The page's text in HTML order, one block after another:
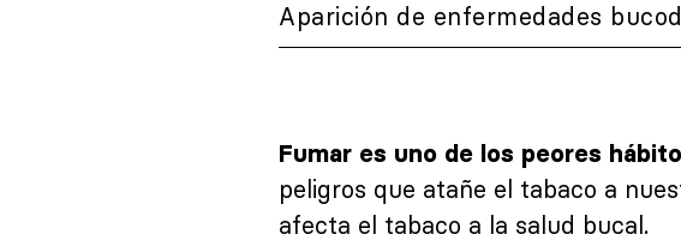
Aparición de enfermedades
Fumar es uno de los peores
peligros que atañe el tabaco a
afecta el tabaco a la salud bucal.